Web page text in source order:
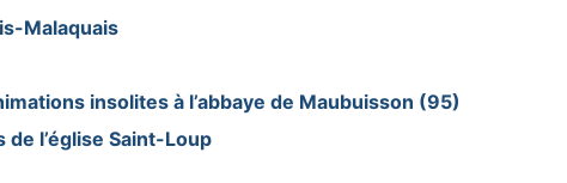
Malaquais
insolites à l’abbaye de Maubuisson (95)
l’église Saint-Loup